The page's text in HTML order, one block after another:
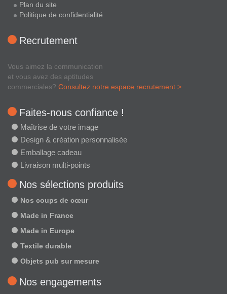
Plan du site
Politique de confidentialité
Recrutement
Vous aimez la communication
et vous avez des aptitudes
commerciales? Consultez notre espace recrutement >
Faites-nous confiance !
Maîtrise de votre image
Design & création personnalisée
Emballage cadeau
Livraison multi-points
Nos sélections produits
Nos coups de cœur
Made in France
Made in Europe
Textile durable
Objets pub sur mesure
Nos engagements